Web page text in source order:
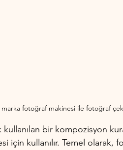
marka fotoğraf makinesi ile fotoğraf
kullanılan bir kompozisyon
için kullanılır. Temel olarak,